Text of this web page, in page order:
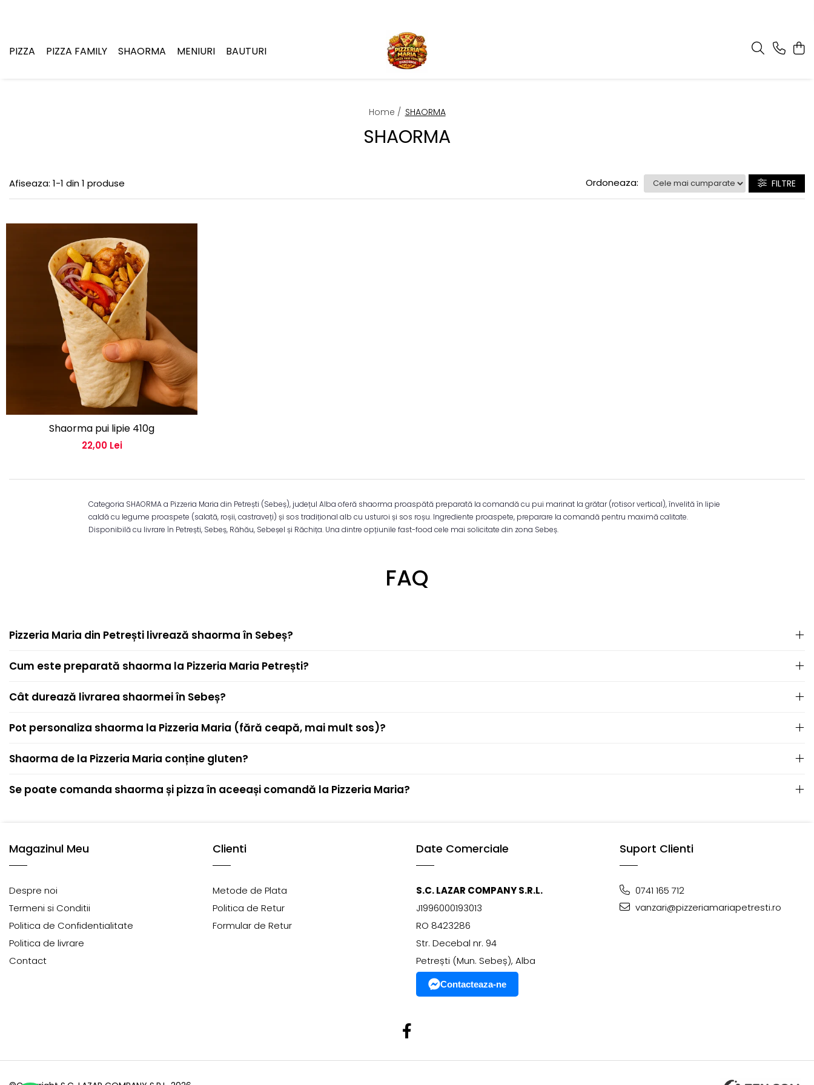
PIZZA PIZZA FAMILY SHAORMA MENIURI BAUTURI
Home / SHAORMA
SHAORMA
Afiseaza: 1-1 din1 produse FILTRE
Ordoneaza:
Shaorma pui lipie 410g
22,00 Lei
Categoria SHAORMA a Pizzeria Maria din Petrești (Sebeș), județul Alba oferă shaorma proaspătă preparată la comandă cu pui marinat la grătar (rotisor vertical), învelită în lipie
caldă cu legume proaspete (salată, roșii, castraveți) și sos tradițional alb cu usturoi și sos roșu. Ingrediente proaspete, preparare la comandă pentru maximă calitate.
Disponibilă cu livrare în Petrești, Sebeș, Răhău, Sebeșel și Răchița. Una dintre opțiunile fast-food cele mai solicitate din zona Sebeș.
FAQ
Pizzeria Maria din Petrești livrează shaorma în Sebeș?
Cum este preparată shaorma la Pizzeria Maria Petrești?
Cât durează livrarea shaormei în Sebeș?
Pot personaliza shaorma la Pizzeria Maria (fără ceapă, mai mult sos)?
Shaorma de la Pizzeria Maria conține gluten?
Se poate comanda shaorma și pizza în aceeași comandă la Pizzeria Maria?
Magazinul Meu
Despre noi
Termeni si Conditii
Politica de Confidentialitate
Politica de livrare
Contact
Clienti
Metode de Plata
Politica de Retur
Formular de Retur
Date Comerciale
S.C. LAZAR COMPANY S.R.L.
J1996000193013
RO 8423286
Str. Decebal nr. 94
Petrești (Mun. Sebeș), Alba
Contacteaza-ne
Suport Clienti
0741 165 712
vanzari@pizzeriamariapetresti.ro